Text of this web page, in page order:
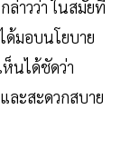
ล่าวว่า ในสมัยที่
ด้มอบนโยบาย
นได้ชัดว่า
ละสะดวกสบาย